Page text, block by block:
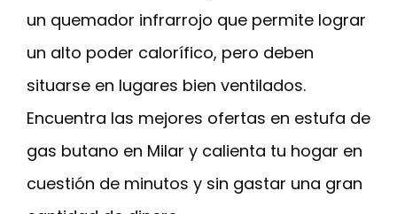
un quemador infrarrojo que permite lograr
un alto poder calorífico, pero deben
situarse en lugares bien ventilados.
Encuentra las mejores ofertas en estufa de
gas butano en Milar y calienta tu hogar en
cuestión de minutos y sin gastar una gran